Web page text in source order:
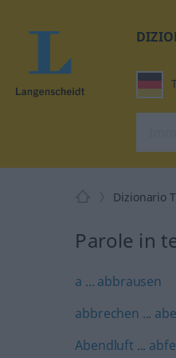
Dizionario
Parole in
a ... abbrausen
abbrechen ...
Abendluft ...